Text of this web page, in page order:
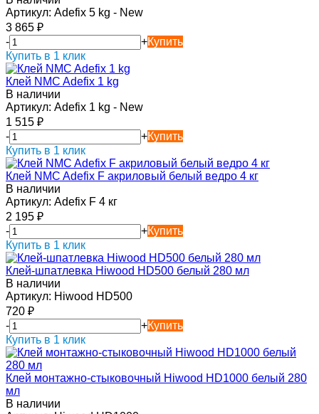
Артикул: Adefix 5 kg - New
3 865 ₽
-
+Купить
Купить в 1 клик
Клей NMC Adefix 1 kg
В наличии
Артикул: Adefix 1 kg - New
1 515 ₽
-
+Купить
Купить в 1 клик
Клей NMC Adefix F акриловый белый ведро 4 кг
В наличии
Артикул: Adefix F 4 кг
2 195 ₽
-
+Купить
Купить в 1 клик
Клей-шпатлевка Hiwood HD500 белый 280 мл
В наличии
Артикул: Hiwood HD500
720 ₽
-
+Купить
Купить в 1 клик
Клей монтажно-стыковочный Hiwood HD1000 белый 280
мл
В наличии